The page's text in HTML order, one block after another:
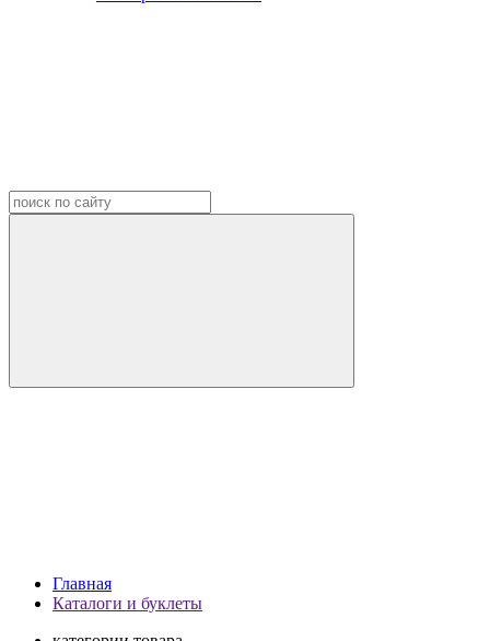
Главная
Каталоги и буклеты